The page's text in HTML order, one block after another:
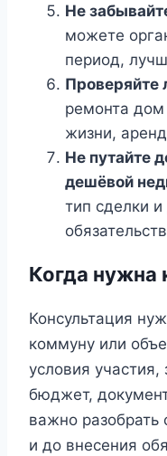
Не
можете
период,
Проверяйте
ремонта
жизни,
Не путайте
дешёвой
тип сделки
Когда нужна
Консультация
коммуну или
условия участия,
бюджет,
важно разобрать
и до внесения